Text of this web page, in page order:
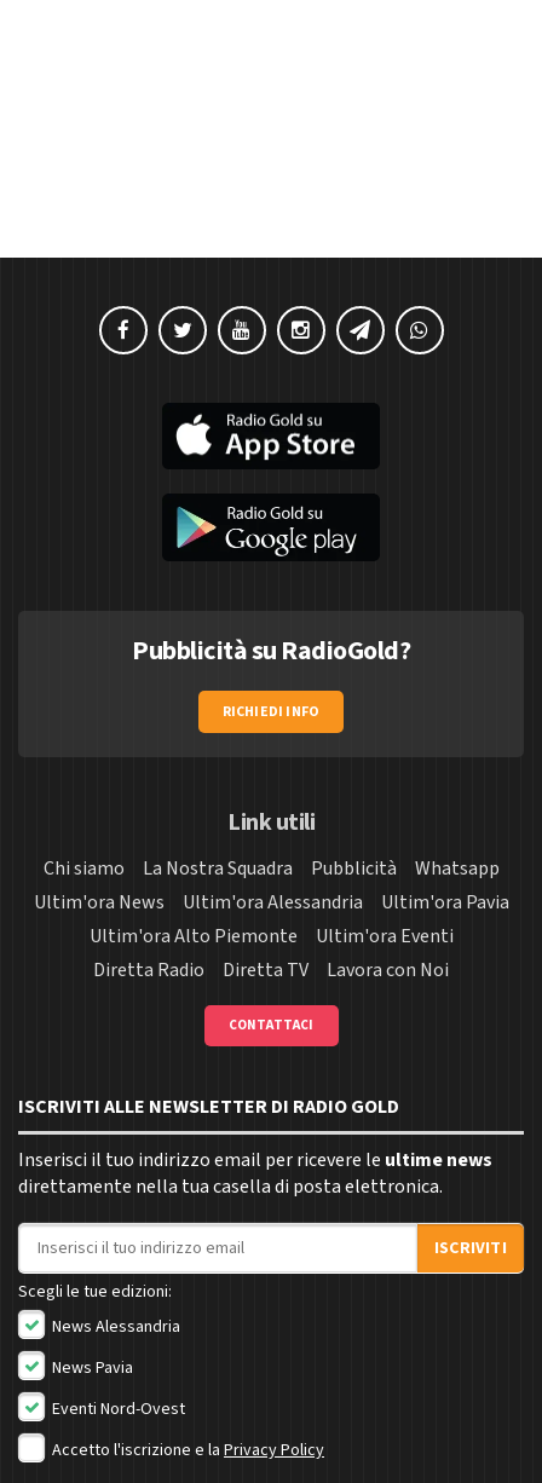
Pubblicità su RadioGold?
RICHIEDI INFO
Link utili
Chi siamo La Nostra Squadra Pubblicità
Whatsapp
Ultim'ora News
Ultim'ora Alessandria
Ultim'ora Pavia
Ultim'ora Alto Piemonte
Ultim'ora Eventi
Diretta Radio
Diretta TV Lavora con Noi
CONTATTACI
ISCRIVITI ALLE NEWSLETTER DI RADIO GOLD
Inserisci il tuo indirizzo email per ricevere le ultime news
direttamente nella tua casella di posta elettronica.
Indirizzo email
ISCRIVITI
Scegli le tue edizioni:
News Alessandria
News Pavia
Eventi Nord-Ovest
Accetto l'iscrizione e la Privacy Policy